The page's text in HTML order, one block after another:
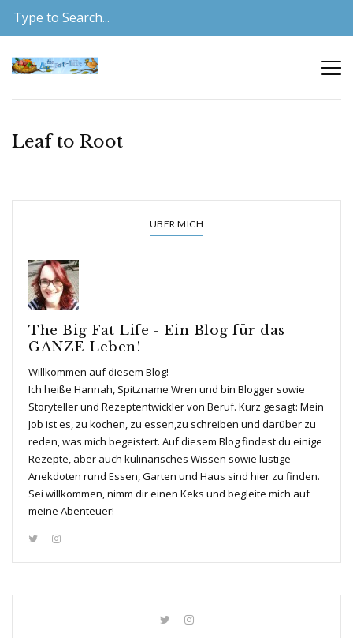
Leaf to Root
ÜBER MICH
The Big Fat Life - Ein Blog für das
GANZE Leben!
Willkommen auf diesem Blog!
Ich heiße Hannah, Spitzname Wren und bin Blogger sowie
Storyteller und Rezeptentwickler von Beruf. Kurz gesagt: Mein
Job ist es, zu kochen, zu essen,zu schreiben und darüber zu
reden, was mich begeistert. Auf diesem Blog findest du einige
Rezepte, aber auch kulinarisches Wissen sowie lustige
Anekdoten rund Essen, Garten und Haus sind hier zu finden.
Sei willkommen, nimm dir einen Keks und begleite mich auf
meine Abenteuer!